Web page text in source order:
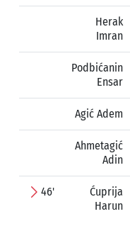
Herak
Imran
Podbićanin
Ensar
Agić Adem
Ahmetagić
Adin
46'
Ćuprija
Harun